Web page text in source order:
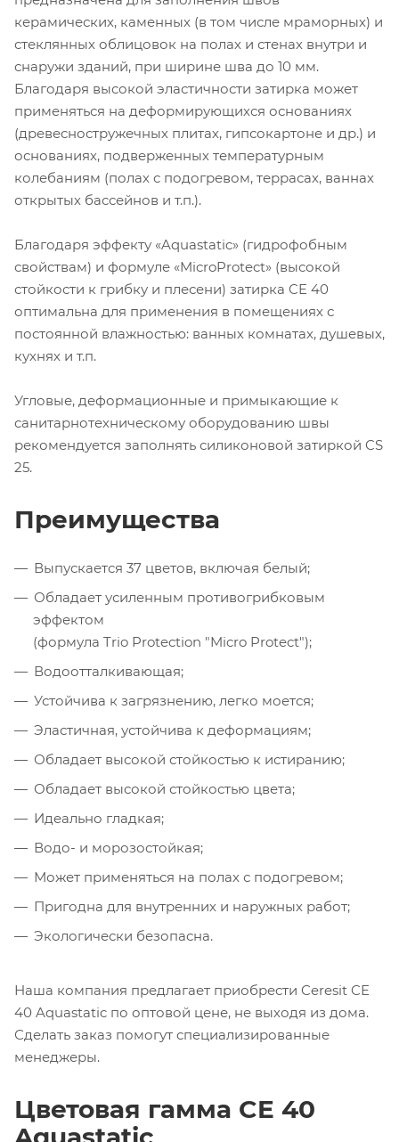
керамических, каменных (в том числе мраморных) и
стеклянных облицовок на полах и стенах внутри и
снаружи зданий, при ширине шва до 10 мм.
Благодаря высокой эластичности затирка может
применяться на деформирующихся основаниях
(древесностружечных плитах, гипсокартоне и др.) и
основаниях, подверженных температурным
колебаниям (полах с подогревом, террасах, ваннах
открытых бассейнов и т.п.).
Благодаря эффекту «Aquastatic» (гидрофобным
свойствам) и формуле «MicroProtect» (высокой
стойкости к грибку и плесени) затирка CE 40
оптимальна для применения в помещениях с
постоянной влажностью: ванных комнатах, душевых,
кухнях и т.п.
Угловые, деформационные и примыкающие к
санитарнотехническому оборудованию швы
рекомендуется заполнять силиконовой затиркой CS
25.
Преимущества
Выпускается 37 цветов, включая белый;
Обладает усиленным противогрибковым
эффектом
(формула Trio Protection "Micro Protect");
Водоотталкивающая;
Устойчива к загрязнению, легко моется;
Эластичная, устойчива к деформациям;
Обладает высокой стойкостью к истиранию;
Обладает высокой стойкостью цвета;
Идеально гладкая;
Водо- и морозостойкая;
Может применяться на полах с подогревом;
Пригодна для внутренних и наружных работ;
Экологически безопасна.
Наша компания предлагает приобрести Ceresit CE
40 Aquastatic по оптовой цене, не выходя из дома.
Сделать заказ помогут специализированные
менеджеры.
Цветовая гамма CE 40